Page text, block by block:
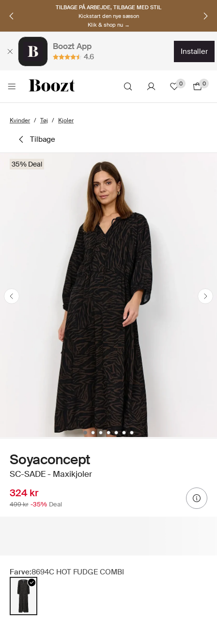
TILBAGE PÅ ARBEJDE, TILBAGE MED STIL
Kickstart den nye sæson
Klik & shop nu →
Boozt App
4.6
installer
0 0
Kvinder Tøj Kjoler
tilbage
35% Deal
Soyaconcept
SC-SADE - Maxikjoler
324 kr
499 kr -35% Deal
Farve:8694C HOT FUDGE COMBI